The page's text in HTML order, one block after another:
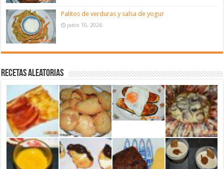
Palitos de verduras y salsa de yogur
junio 10, 2026
Recetas aleatorias